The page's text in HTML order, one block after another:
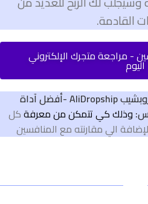
القادمة.
- مراجعة متجرك الإلكتروني
اليوم
بونص : إقرأ مراجعة علي دروبشيب AliDropship -أفضل آداة
: وذلك كي تتمكن من معرفةكل
الي مقارنته مع المنافسين